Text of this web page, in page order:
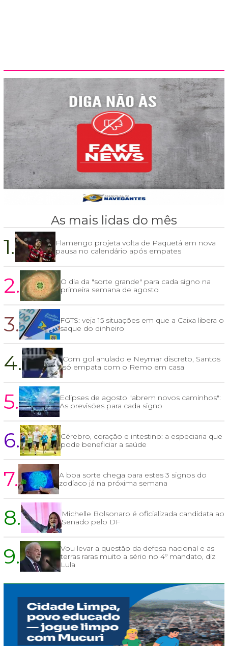
As mais lidas do mês
1.
Flamengo projeta volta de Paquetá em nova
pausa no calendário após empates
2.
O dia da "sorte grande" para cada signo na
primeira semana de agosto
3.
FGTS: veja 15 situações em que a Caixa libera o
saque do dinheiro
4.
Com gol anulado e Neymar discreto, Santos
só empata com o Remo em casa
5.
Eclipses de agosto "abrem novos caminhos":
As previsões para cada signo
6.
Cérebro, coração e intestino: a especiaria que
pode beneficiar a saúde
7.
A boa sorte chega para estes 3 signos do
zodíaco já na próxima semana
8.
Michelle Bolsonaro é oficializada candidata ao
Senado pelo DF
9.
Vou levar a questão da defesa nacional e as
terras raras muito a sério no 4º mandato, diz
Lula